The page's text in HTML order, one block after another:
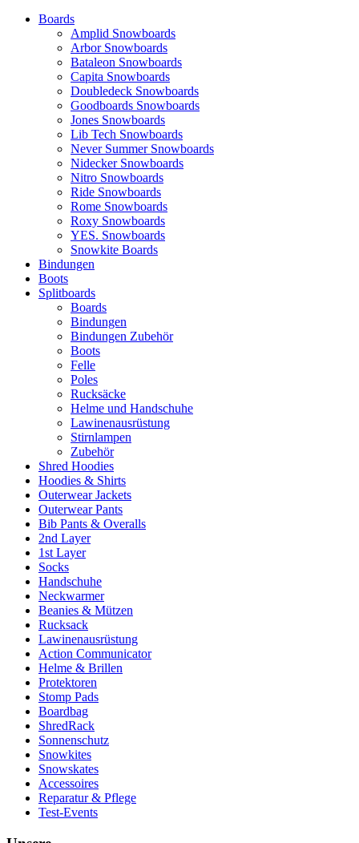
Boards
Amplid Snowboards
Arbor Snowboards
Bataleon Snowboards
Capita Snowboards
Doubledeck Snowboards
Goodboards Snowboards
Jones Snowboards
Lib Tech Snowboards
Never Summer Snowboards
Nidecker Snowboards
Nitro Snowboards
Ride Snowboards
Rome Snowboards
Roxy Snowboards
YES. Snowboards
Snowkite Boards
Bindungen
Boots
Splitboards
Boards
Bindungen
Bindungen Zubehör
Boots
Felle
Poles
Rucksäcke
Helme und Handschuhe
Lawinenausrüstung
Stirnlampen
Zubehör
Shred Hoodies
Hoodies & Shirts
Outerwear Jackets
Outerwear Pants
Bib Pants & Overalls
2nd Layer
1st Layer
Socks
Handschuhe
Neckwarmer
Beanies & Mützen
Rucksack
Lawinenausrüstung
Action Communicator
Helme & Brillen
Protektoren
Stomp Pads
Boardbag
ShredRack
Sonnenschutz
Snowkites
Snowskates
Accessoires
Reparatur & Pflege
Test-Events